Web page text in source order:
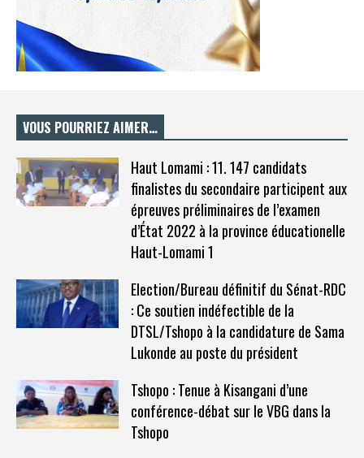
VOUS POURRIEZ AIMER…
Haut Lomami : 11. 147 candidats
finalistes du secondaire participent aux
épreuves préliminaires de l’examen
d’État 2022 à la province éducationelle
Haut-Lomami 1
Election/Bureau définitif du Sénat-RDC
: Ce soutien indéfectible de la
DTSL/Tshopo à la candidature de Sama
Lukonde au poste du président
Tshopo : Tenue à Kisangani d’une
conférence-débat sur le VBG dans la
Tshopo